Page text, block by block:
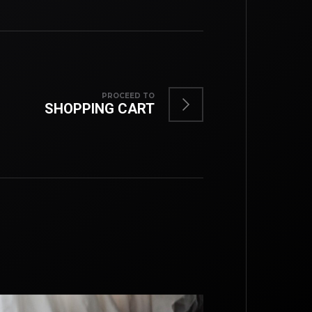
PROCEED TO
SHOPPING CART